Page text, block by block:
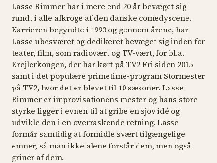
Lasse Rimmer har i mere end 20 år bevæget sig
rundt i alle afkroge af den danske comedyscene.
Karrieren begyndte i 1993 og gennem årene, har
Lasse ubesværet og dedikeret bevæget sig inden for
teater, film, som radiovært og TV-vært, for bl.a.
Krejlerkongen, der har kørt på TV2 Fri siden 2015
samt i det populære primetime-program Stormester
på TV2, hvor det er blevet til 10 sæsoner. Lasse
Rimmer er improvisationens mester og hans store
styrke ligger i evnen til at gribe en sjov idé og
udvikle den i en overraskende retning. Lasse
formår samtidig at formidle svært tilgængelige
emner, så man ikke alene forstår dem, men også
griner af dem.